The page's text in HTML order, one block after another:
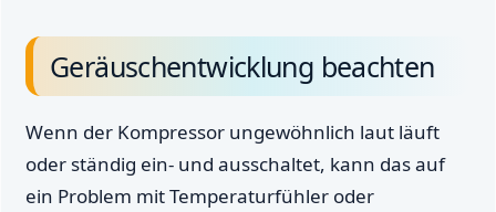
Geräuschentwicklung beachten
Wenn der Kompressor ungewöhnlich laut läuft
oder ständig ein- und ausschaltet, kann das auf
ein Problem mit Temperaturfühler oder